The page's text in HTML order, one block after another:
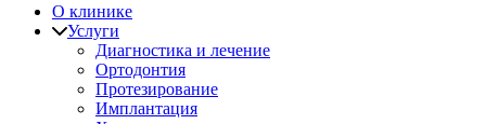
О клинике
Услуги
Диагностика и лечение
Ортодонтия
Протезирование
Имплантация